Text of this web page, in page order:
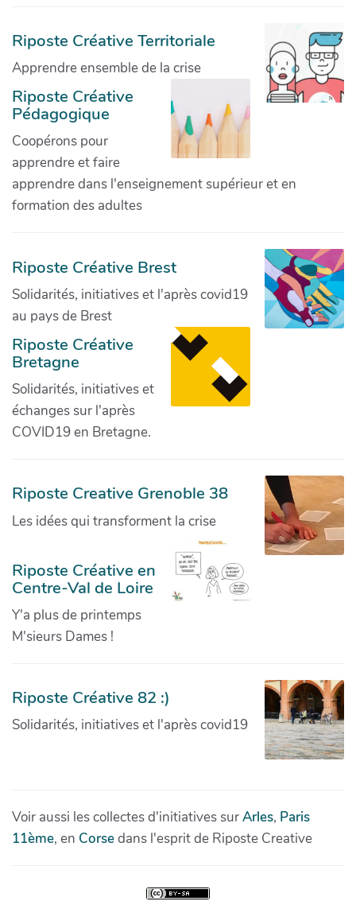
Riposte Créative Territoriale
Apprendre ensemble de la crise
Riposte Créative
Pédagogique
Coopérons pour
apprendre et faire
apprendre dans l'enseignement supérieur et en
formation des adultes
Riposte Créative Brest
Solidarités, initiatives et l'après covid19
au pays de Brest
Riposte Créative
Bretagne
Solidarités, initiatives et
échanges sur l'après
COVID19 en Bretagne.
Riposte Creative Grenoble 38
Les idées qui transforment la crise
Riposte Créative en
Centre-Val de Loire
Y'a plus de printemps
M'sieurs Dames !
Riposte Créative 82 :)
Solidarités, initiatives et l'après covid19
Voir aussi les collectes d'initiatives surArles, Paris
11ème, en Corsedans l'esprit de Riposte Creative